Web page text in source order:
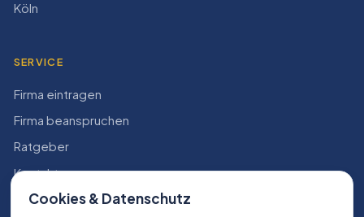
Köln
SERVICE
Firma eintragen
Firma beanspruchen
Ratgeber
Kontakt
Konto
Cookies & Datenschutz